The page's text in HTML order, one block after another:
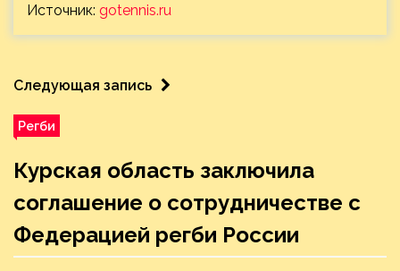
Источник: gotennis.ru
Следующая запись
Регби
Курская область заключила
соглашение о сотрудничестве с
Федерацией регби России